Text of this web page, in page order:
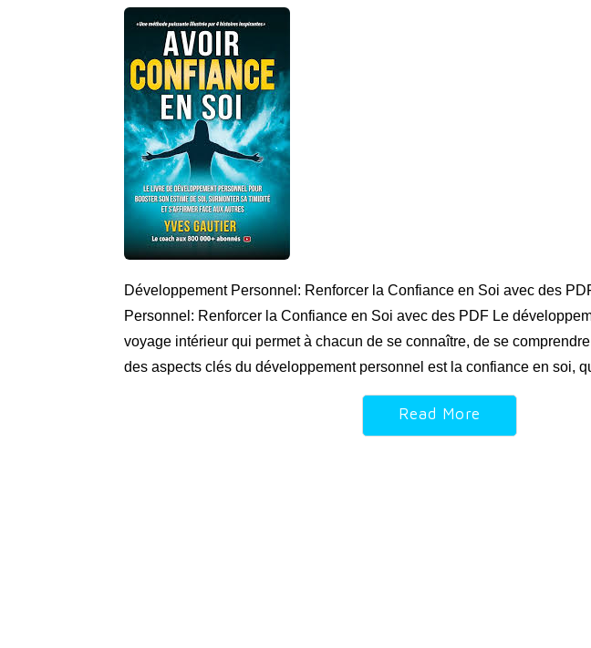
Développement Personnel: Renforcer la Confiance en Soi avec des
Personnel: Renforcer la Confiance en Soi avec des PDF Le
voyage intérieur qui permet à chacun de se connaître, de se comprendre
des aspects clés du développement personnel est la confiance en soi,
Read More